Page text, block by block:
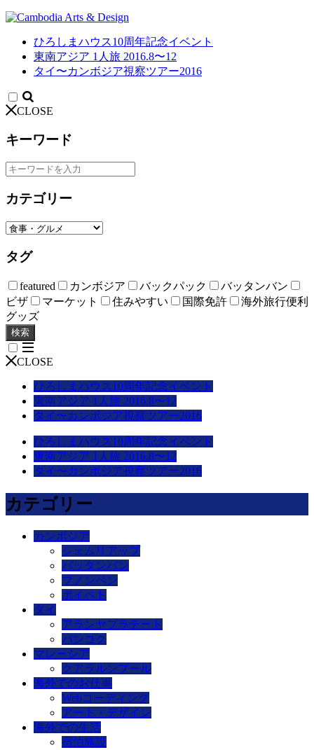
ひろしまハウス10周年記念イベント
東南アジア 1人旅 2016.8〜12
タイ〜カンボジア視察ツアー2016
CLOSE
キーワード
カテゴリー
タグ
featured カンボジア バックパック
バッタンバン
ビザ
マーケット 住みやすい 国際免許
海外旅行便利
グッズ
検索
CLOSE
ひろしまハウス10周年記念イベント
東南アジア 1人旅 2016.8〜12
タイ〜カンボジア視察ツアー2016
ひろしまハウス10周年記念イベント
東南アジア 1人旅 2016.8〜12
タイ〜カンボジア視察ツアー2016
カテゴリー
カンボジア
シェムリアップ
バッタンバン
プノンペン
ポイペト
タイ
アランヤプラテート
バンコク
マレーシア
クアラルンプール
海外でのお仕事
Webコーディング
アート・デザイン
海外での生活
宿泊施設